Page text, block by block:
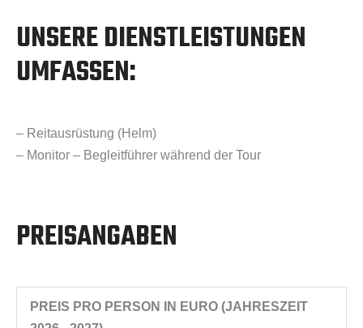
UNSERE DIENSTLEISTUNGEN
UMFASSEN:
– Reitausrüstung (Helm)
– Monitor – Begleitführer während der Tour
PREISANGABEN
PREIS PRO PERSON IN EURO (JAHRESZEIT